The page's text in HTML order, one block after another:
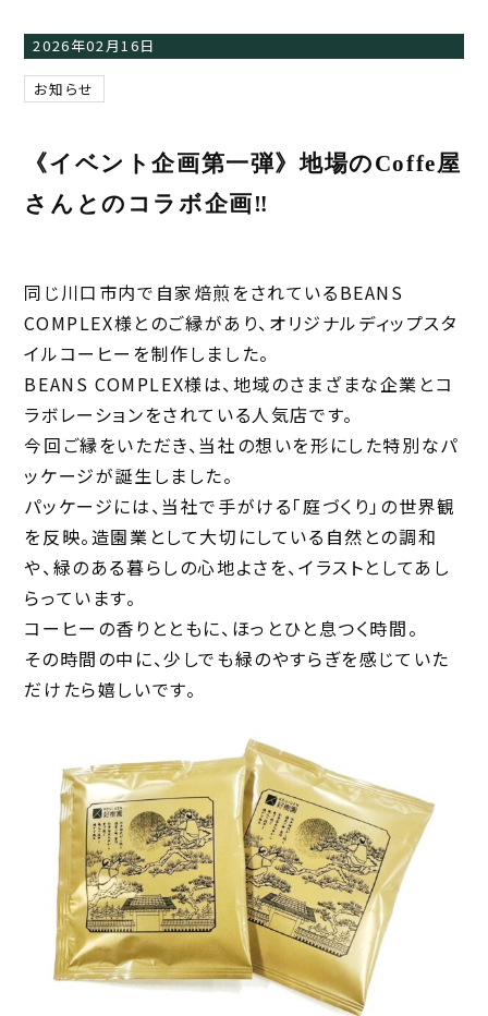
2026年02月16日
お知らせ
《イベント企画第一弾》地場のCoffe屋
さんとのコラボ企画‼
同じ川口市内で自家焙煎をされているBEANS
COMPLEX様とのご縁があり、オリジナルディップスタ
イルコーヒーを制作しました。
BEANS COMPLEX様は、地域のさまざまな企業とコ
ラボレーションをされている人気店です。
今回ご縁をいただき、当社の想いを形にした特別なパ
ッケージが誕生しました。
パッケージには、当社で手がける「庭づくり」の世界観
を反映。造園業として大切にしている自然との調和
や、緑のある暮らしの心地よさを、イラストとしてあし
らっています。
コーヒーの香りとともに、ほっとひと息つく時間。
その時間の中に、少しでも緑のやすらぎを感じていた
だけたら嬉しいです。